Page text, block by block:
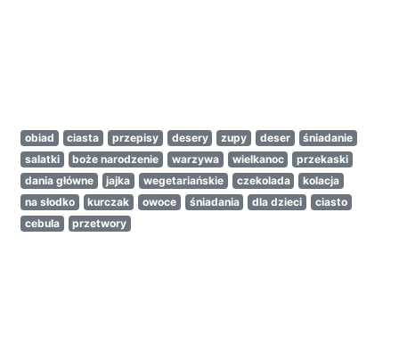
obiad ciasta przepisy desery zupy deser
śniadanie
salatki
boże narodzenie warzywa wielkanoc
przekaski
dania główne
jajka wegetariańskie czekolada
kolacja
na słodko
kurczak owoce śniadania dla dzieci
ciasto
cebula
przetwory